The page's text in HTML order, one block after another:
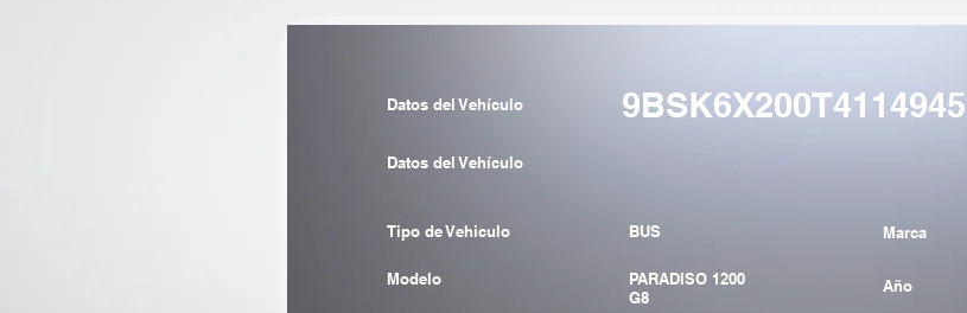
9BSK6X200T4114945
Datos del Vehículo
Datos del Vehículo
Tipo de Vehiculo
Modelo
BUS
PARADISO 1200
G8
Marca
Año